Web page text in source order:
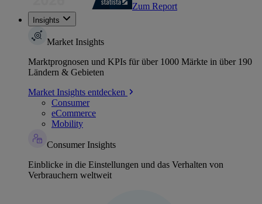
Zum Report
Insights
Market Insights
Marktprognosen und KPIs für über 1000 Märkte in über 190
Ländern & Gebieten
Market Insights entdecken
Consumer
eCommerce
Mobility
Consumer Insights
Einblicke in die Einstellungen und das Verhalten von
Verbrauchern weltweit